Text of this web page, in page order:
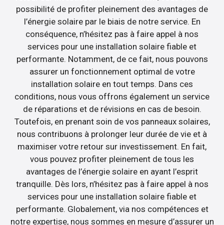
possibilité de profiter pleinement des avantages de
l’énergie solaire par le biais de notre service. En
conséquence, n’hésitez pas à faire appel à nos
services pour une installation solaire fiable et
performante. Notamment, de ce fait, nous pouvons
assurer un fonctionnement optimal de votre
installation solaire en tout temps. Dans ces
conditions, nous vous offrons également un service
de réparations et de révisions en cas de besoin.
Toutefois, en prenant soin de vos panneaux solaires,
nous contribuons à prolonger leur durée de vie et à
maximiser votre retour sur investissement. En fait,
vous pouvez profiter pleinement de tous les
avantages de l’énergie solaire en ayant l’esprit
tranquille. Dès lors, n’hésitez pas à faire appel à nos
services pour une installation solaire fiable et
performante. Globalement, via nos compétences et
notre expertise, nous sommes en mesure d’assurer un